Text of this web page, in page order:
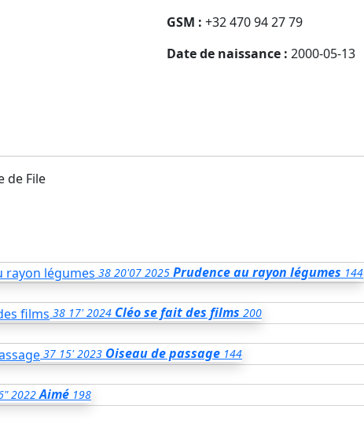
GSM : +32 470 94 27 79
Date de naissance : 2000-05-13
de File
38 20'07 2025 Prudence au rayon légumes 144
38 17' 2024 Cléo se fait des films 200
37 15' 2023 Oiseau de passage 144
2022 Aimé 198